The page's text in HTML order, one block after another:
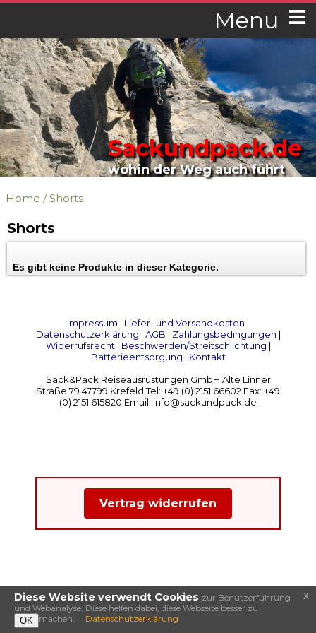
Menu
Sackundpack.de
wohin der Weg auch führt
Home /Shorts
Shorts
Es gibt keine Produkte in dieser Kategorie.
Impressum | Liefer- und Versandkosten |
Datenschutzerklärung | AGB | Zahlungsbedingungen |
Widerrufsrecht| Beschwerden/Streitschlichtung |
Batterieentsorgung | Kontakt
Sack&Pack Reiseausrüstungen GmbH Alte Linner
Straße 79 47799 Krefeld Tel: +49 (0) 2151 66602 Fax: +49
(0) 2151 615820 Email: info@sackundpack.de
Vertrag widerrufen
Diese Website verwendt Cookies zur Benutzerführung
und Webanalyse. Diese helfen dabei, diese Webseite besser zu
machen.
OK Datenschutzerklärung
x